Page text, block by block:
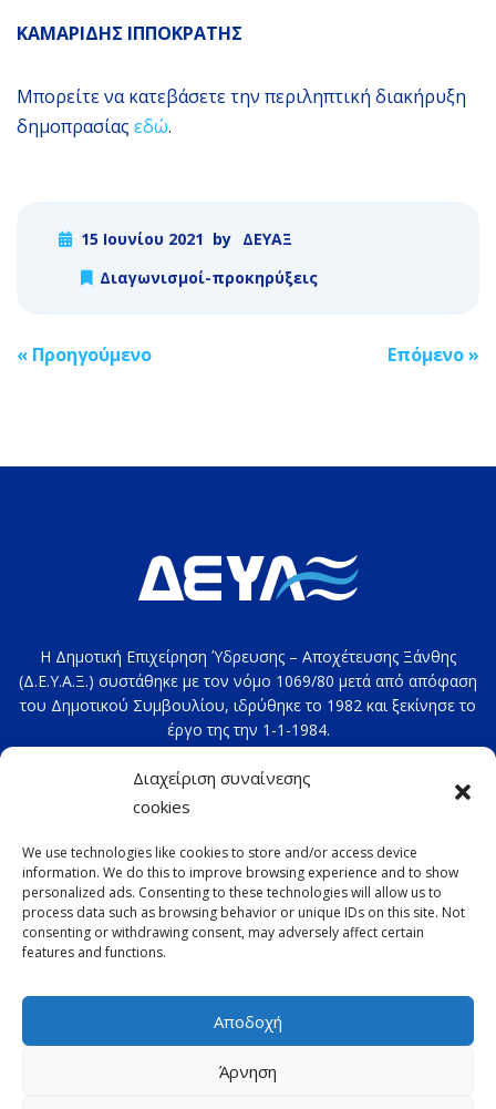
Διαχείριση συναίνεσης
cookies
We use technologies like cookies to store and/or access device
information. We do this to improve browsing experience and to show
personalized ads. Consenting to these technologies will allow us to
process data such as browsing behavior or unique IDs on this site. Not
consenting or withdrawing consent, may adversely affect certain
features and functions.
Αποδοχή
Άρνηση
ΚΑΜΑΡΙΔΗΣ ΙΠΠΟΚΡΑΤΗΣ
Μπορείτε να κατεβάσετε την περιληπτική διακήρυξη
δημοπρασίας εδώ.
15 Ιουνίου 2021 by ΔΕΥΑΞ
Διαγωνισμοί-προκηρύξεις
Post
« Προηγούμενο Επόμενο»
Η Δημοτική Επιχείρηση Ύδρευσης – Αποχέτευσης Ξάνθης
(Δ.Ε.Υ.Α.Ξ.) συστάθηκε με τον νόμο 1069/80 μετά από απόφαση
του Δημοτικού Συμβουλίου, ιδρύθηκε το 1982 και ξεκίνησε το
έργο της την 1-1-1984.
e-mail:deyax@deyaxanthis.gr
Διεύθυνση: Τέρμα 4ης Οκτωβρίου
Copyright © 2022 ΔΕΥΑΞ με την επιφύλαξη παντός